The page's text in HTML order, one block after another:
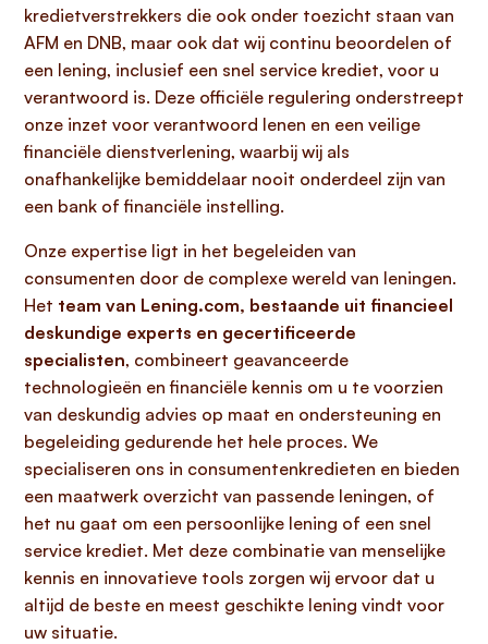
kredietverstrekkers die ook onder toezicht staan van
AFM en DNB, maar ook dat wij continu beoordelen of
een lening, inclusief een snel service krediet, voor u
verantwoord is. Deze officiële regulering onderstreept
onze inzet voor verantwoord lenen en een veilige
financiële dienstverlening, waarbij wij als
onafhankelijke bemiddelaar nooit onderdeel zijn van
een bank of financiële instelling.
Onze expertise ligt in het begeleiden van
consumenten door de complexe wereld van leningen.
Het team van Lening.com, bestaande uit financieel
deskundige experts en gecertificeerde
specialisten, combineert geavanceerde
technologieën en financiële kennis om u te voorzien
van deskundig advies op maat en ondersteuning en
begeleiding gedurende het hele proces. We
specialiseren ons in consumentenkredieten en bieden
een maatwerk overzicht van passende leningen, of
het nu gaat om een persoonlijke lening of een snel
service krediet. Met deze combinatie van menselijke
kennis en innovatieve tools zorgen wij ervoor dat u
altijd de beste en meest geschikte lening vindt voor
uw situatie.